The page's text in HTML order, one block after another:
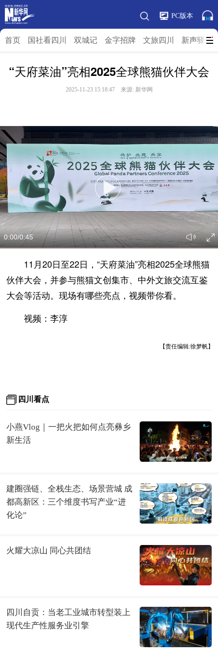
PC版本
首页 国社看四川 双城记 金字招牌 文旅四川 新声驿站
“天府菜油”亮相2025全球熊猫伙伴大会
2025-11-23 15:18:47 来源: 新华网
0:00/0:45
11月20日至22日，“天府菜油”亮相2025全球熊猫
伙伴大会，并参与熊猫文创集市、中外文旅交流互鉴
大会等活动。现场有哪些亮点，视频带你看。
视频：李淳
【责任编辑:徐梦帆】